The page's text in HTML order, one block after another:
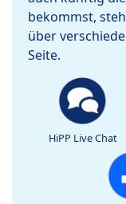
bekommst,
über
Seite.
HiPP Live Chat